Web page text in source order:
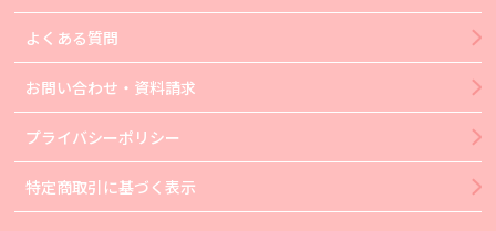
よくある質問
お問い合わせ・資料請求
プライバシーポリシー
特定商取引に基づく表示